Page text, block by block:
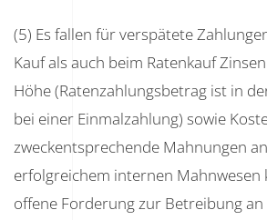
(5) Es fallen für verspätete
Kauf als auch beim Ratenkauf
Höhe (Ratenzahlungsbetrag ist in
bei einer Einmalzahlung) sowie
zweckentsprechende Mahnungen
erfolgreichem internen Mahnwesen
offene Forderung zur Betreibung an